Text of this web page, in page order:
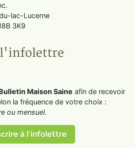
lac-Lucerne
3K9
Maison Saine afin de recevoir
la fréquence de votre choix :
ou mensuel.
à l'infolettre